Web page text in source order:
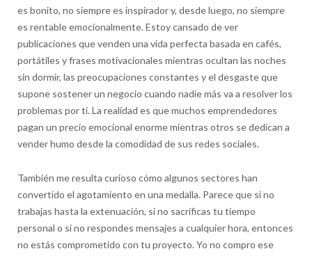
es bonito, no siempre es inspirador y, desde luego, no siempre
es rentable emocionalmente. Estoy cansado de ver
publicaciones que venden una vida perfecta basada en cafés,
portátiles y frases motivacionales mientras ocultan las noches
sin dormir, las preocupaciones constantes y el desgaste que
supone sostener un negocio cuando nadie más va a resolver los
problemas por ti. La realidad es que muchos emprendedores
pagan un precio emocional enorme mientras otros se dedican a
vender humo desde la comodidad de sus redes sociales.
También me resulta curioso cómo algunos sectores han
convertido el agotamiento en una medalla. Parece que si no
trabajas hasta la extenuación, si no sacrificas tu tiempo
personal o si no respondes mensajes a cualquier hora, entonces
no estás comprometido con tu proyecto. Yo no compro ese